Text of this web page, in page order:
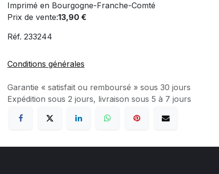
Imprimé en Bourgogne-Franche-Comté
Prix de vente:13,90 €
Réf. 233244
Conditions générales
Garantie « satisfait ou remboursé » sous 30 jours
Expédition sous 2 jours, livraison sous 5 à 7 jours